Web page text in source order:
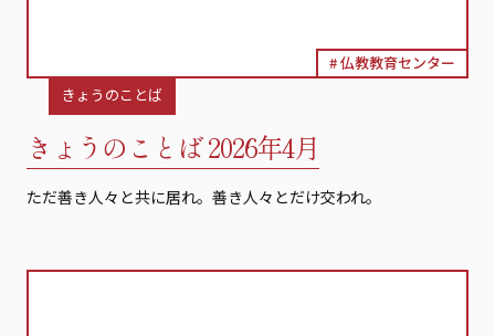
仏教教育センター
きょうのことば
きょうのことば 2026年4月
ただ善き人々と共に居れ。善き人々とだけ交われ。